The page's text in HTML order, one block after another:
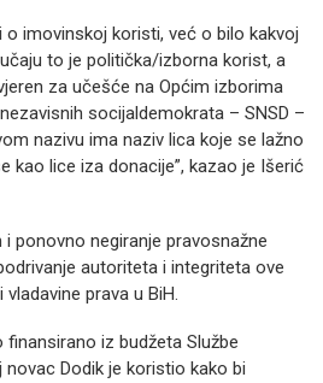
o imovinskoj koristi, već o bilo kakvoj
to je politička/izborna korist, a
za učešće na Općim izborima
socijaldemokrata – SNSD –
nazivu ima naziv lica koje se lažno
kao lice iza donacije”, kazao je Išerić
ponovno negiranje pravosnažne
autoriteta i integriteta ove
prava u BiH.
iz budžeta Službe
novac Dodik je koristio kako bi